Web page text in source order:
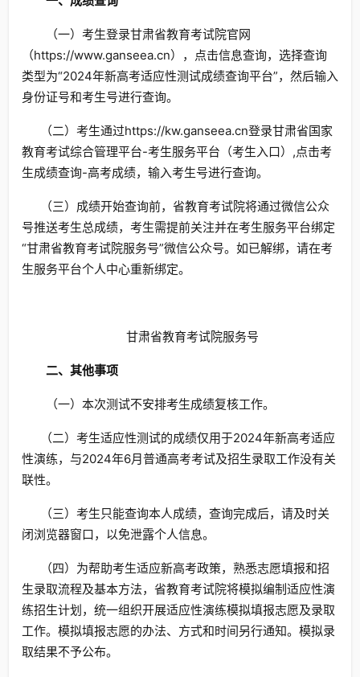
（一）考生登录甘肃省教育考试院官网
（https://www.ganseea.cn），点击信息查询，选择查询
类型为“2024年新高考适应性测试成绩查询平台”，然后输入
身份证号和考生号进行查询。
（二）考生通过https://kw.ganseea.cn登录甘肃省国家
教育考试综合管理平台-考生服务平台（考生入口）,点击考
生成绩查询-高考成绩，输入考生号进行查询。
（三）成绩开始查询前，省教育考试院将通过微信公众
号推送考生总成绩，考生需提前关注并在考生服务平台绑定
“甘肃省教育考试院服务号”微信公众号。如已解绑，请在考
生服务平台个人中心重新绑定。
甘肃省教育考试院服务号
二、其他事项
（一）本次测试不安排考生成绩复核工作。
（二）考生适应性测试的成绩仅用于2024年新高考适应
性演练，与2024年6月普通高考考试及招生录取工作没有关
联性。
（三）考生只能查询本人成绩，查询完成后，请及时关
闭浏览器窗口，以免泄露个人信息。
（四）为帮助考生适应新高考政策，熟悉志愿填报和招
生录取流程及基本方法，省教育考试院将模拟编制适应性演
练招生计划，统一组织开展适应性演练模拟填报志愿及录取
工作。模拟填报志愿的办法、方式和时间另行通知。模拟录
取结果不予公布。